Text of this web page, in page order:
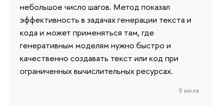
небольшое число шагов. Метод показал
эффективность в задачах генерации текста и
кода и может применяться там, где
генеративным моделям нужно быстро и
качественно создавать текст или код при
ограниченных вычислительных ресурсах.
9 июля